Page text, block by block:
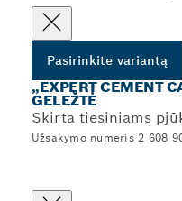
Pasirinkite variantą
„EXPERT CEMENT
GELEŽTĖ
Skirta tiesiniams
Užsakymo numeris 2 608